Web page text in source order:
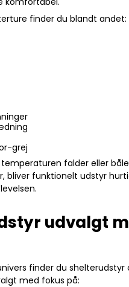
finder du blandt andet:
grej
falder eller
bliver funktionelt udstyr
udvalgt
finder du shelterudstyr
med fokus på: